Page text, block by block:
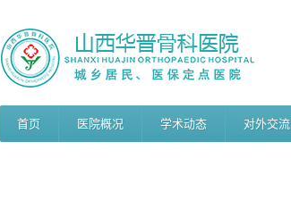
首页 医院概况 学术动态 对外交流